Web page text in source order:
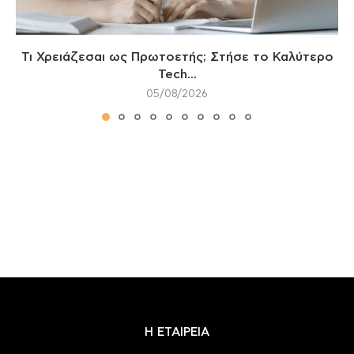
Τι Χρειάζεσαι ως Πρωτοετής; Στήσε το Καλύτερο
Tech...
05/08/2026
Η ΕΤΑΙΡΕΙΑ